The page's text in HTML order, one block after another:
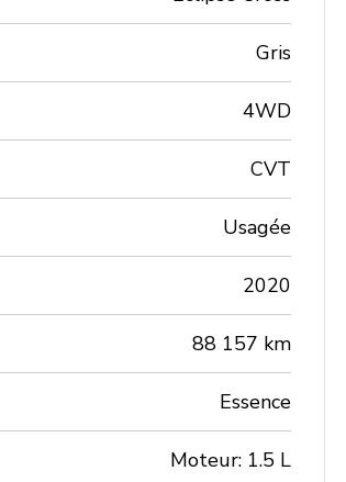
Gris
4WD
CVT
Usagée
2020
88 157 km
Essence
Moteur: 1.5 L